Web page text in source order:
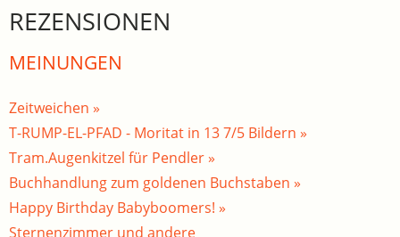
REZENSIONEN
MEINUNGEN
Zeitweichen »
T-RUMP-EL-PFAD - Moritat in 13 7/5 Bildern »
Tram.Augenkitzel für Pendler »
Buchhandlung zum goldenen Buchstaben »
Happy Birthday Babyboomers! »
Sternenzimmer und andere